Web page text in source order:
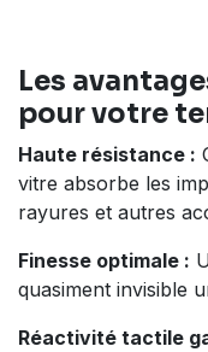
Les
pour votre
Haute résistance :
vitre absorbe les
rayures et autres
Finesse optimale :
quasiment invisible
Réactivité tactile